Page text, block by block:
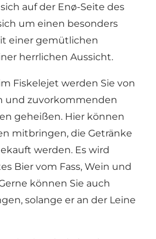
auf der Enø-Seite des
um einen besonders
einer gemütlichen
herrlichen Aussicht.
Fiskelejet werden Sie von
und zuvorkommenden
geheißen. Hier können
mitbringen, die Getränke
werden. Es wird
Bier vom Fass, Wein und
können Sie auch
solange er an der Leine